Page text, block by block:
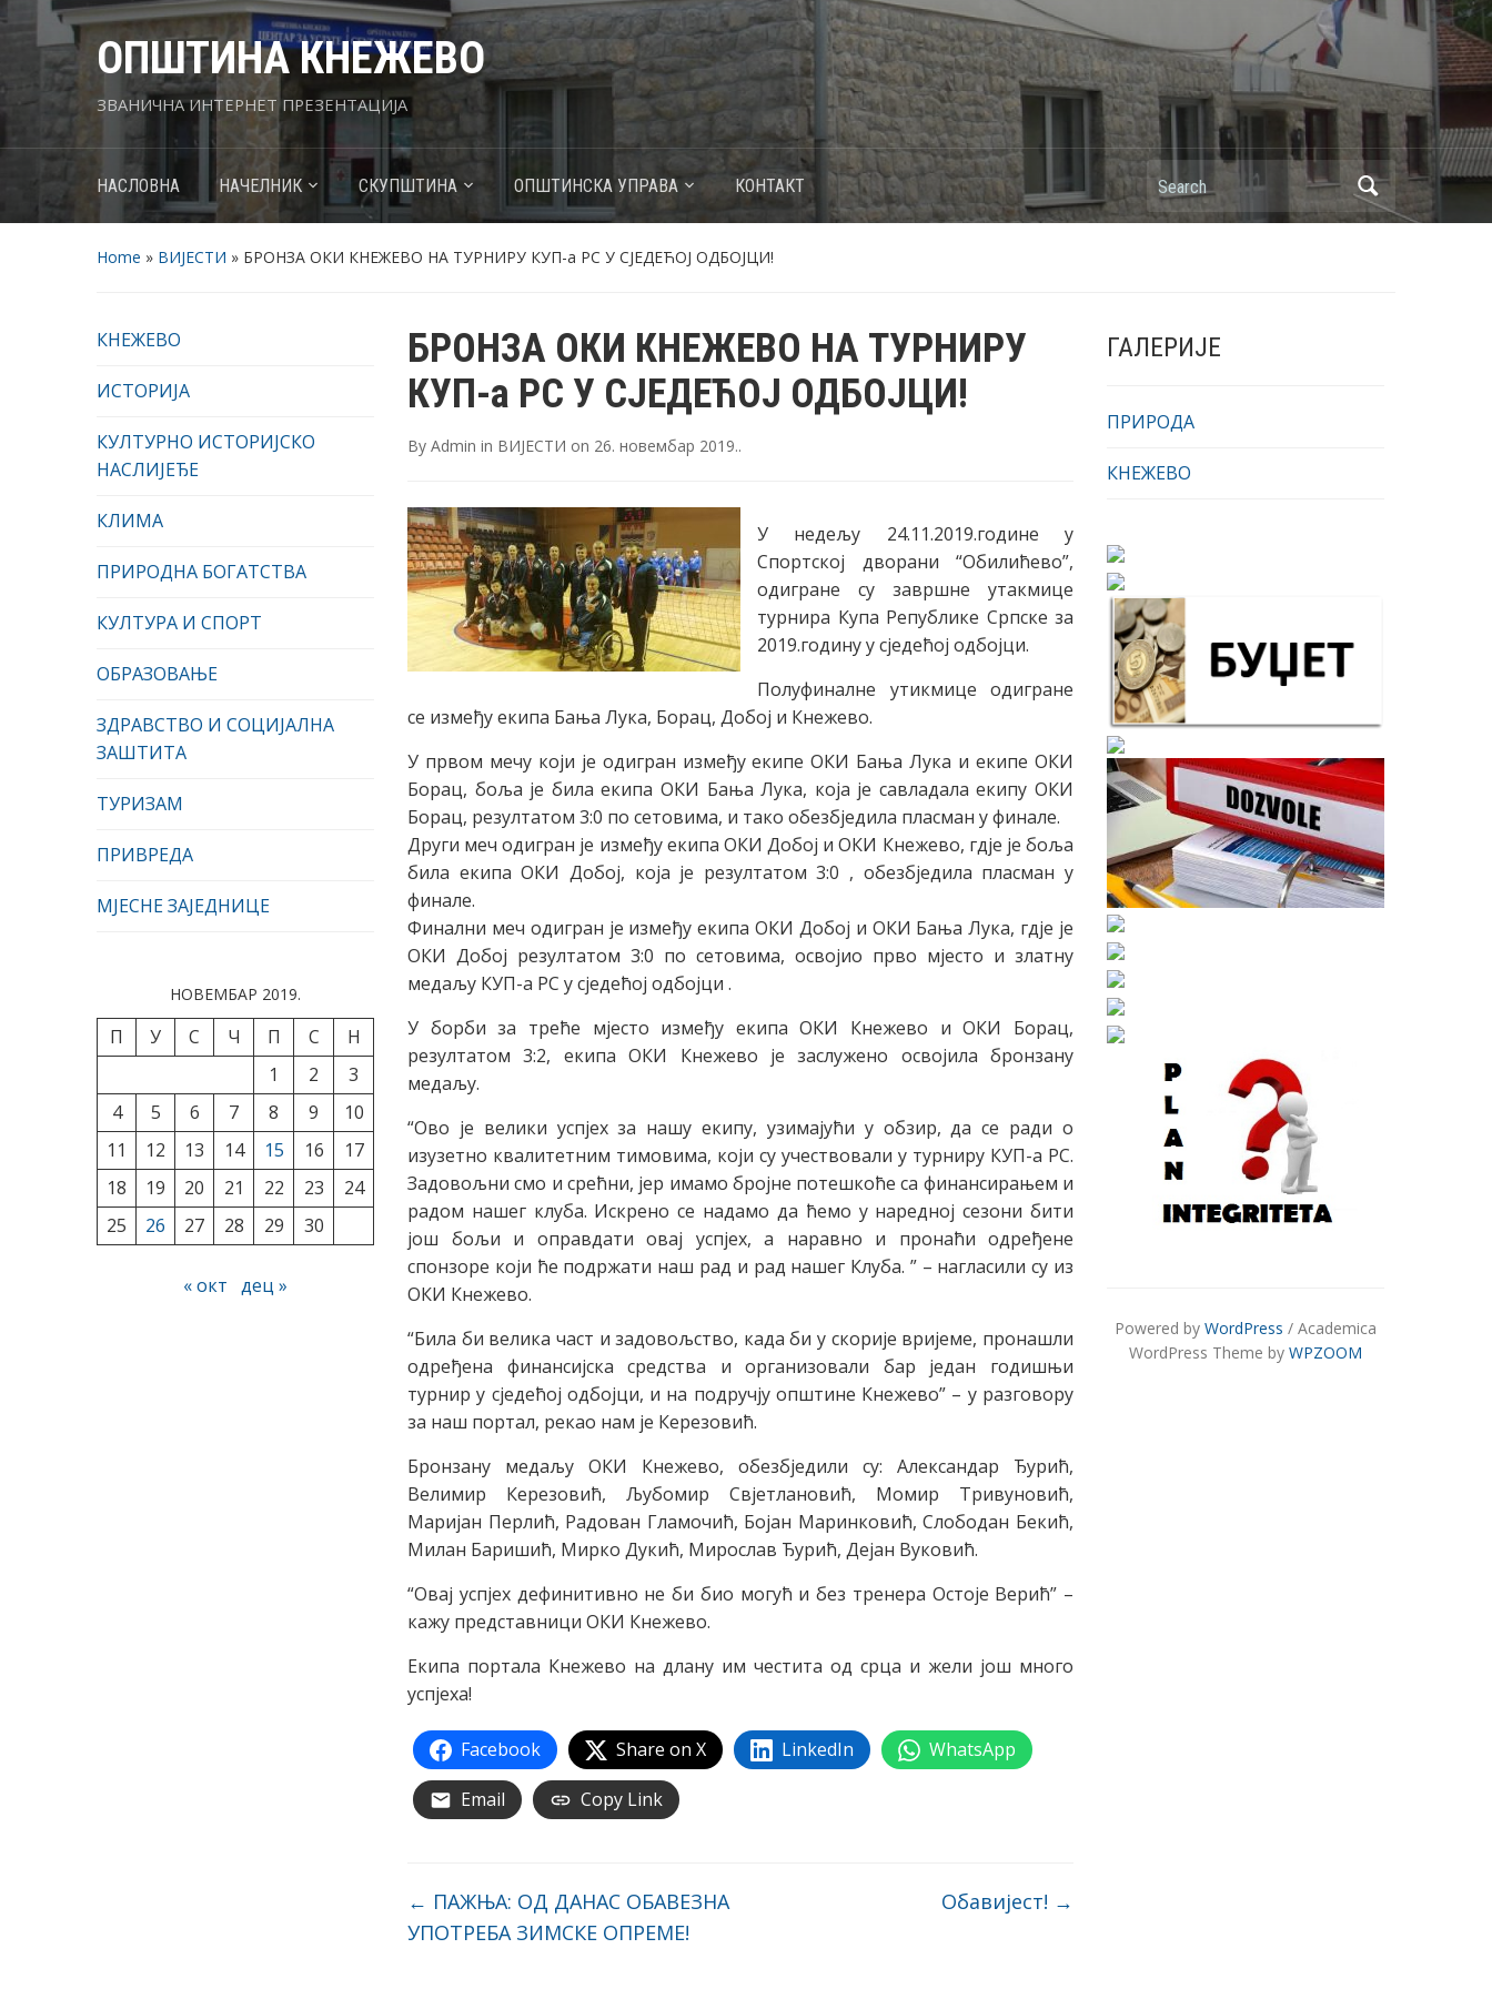
ОПШТИНА КНЕЖЕВО
ЗВАНИЧНА ИНТЕРНЕТ ПРЕЗЕНТАЦИЈА
НАСЛОВНА НАЧЕЛНИК СКУПШТИНА ОПШТИНСКА УПРАВА КОНТАКТ Search
Home » ВИЈЕСТИ » БРОНЗА ОКИ КНЕЖЕВО НА ТУРНИРУ КУП-а РС У СЈЕДЕЋОЈ ОДБОЈЦИ!
КНЕЖЕВО
ИСТОРИЈА
КУЛТУРНО ИСТОРИЈСКО
НАСЛИЈЕЂЕ
КЛИМА
ПРИРОДНА БОГАТСТВА
КУЛТУРА И СПОРТ
ОБРАЗОВАЊЕ
ЗДРАВСТВО И СОЦИЈАЛНА
ЗАШТИТА
ТУРИЗАМ
ПРИВРЕДА
МЈЕСНЕ ЗАЈЕДНИЦЕ
НОВЕМБАР 2019.
П У С Ч П С
Н
1
2
3
4
5 6 7 8 9
10
11
12 13 14 15 16
17
18
19 20 21 22 23
24
25
26 27 28 29 30
« окт дец »
БРОНЗА ОКИ КНЕЖЕВО НА ТУРНИРУ
КУП-а РС У СЈЕДЕЋОЈ ОДБОЈЦИ!
By Admin in ВИЈЕСТИ on 26. новембар 2019..
У недељу 24.11.2019.године у
Спортској дворани “Обилићево”,
одигране су завршне утакмице
турнира Купа Републике Српске за
2019.годину у сједећој одбојци.
Полуфиналне утикмице одигране
се између екипа Бања Лука, Борац, Добој и Кнежево.
У првом мечу који је одигран између екипе ОКИ Бања Лука и екипе ОКИ
Борац, боља је била екипа ОКИ Бања Лука, која је савладала екипу ОКИ
Борац, резултатом 3:0 по сетовима, и тако обезбједила пласман у финале.
Други меч одигран је између екипа ОКИ Добој и ОКИ Кнежево, гдје је боља
била екипа ОКИ Добој, која је резултатом 3:0 , обезбједила пласман у
финале.
Финални меч одигран је између екипа ОКИ Добој и ОКИ Бања Лука, гдје је
ОКИ Добој резултатом 3:0 по сетовима, освојио прво мјесто и златну
медаљу КУП-а РС у сједећој одбојци .
У борби за треће мјесто између екипа ОКИ Кнежево и ОКИ Борац,
резултатом 3:2, екипа ОКИ Кнежево је заслужено освојила бронзану
медаљу.
“Ово је велики успјех за нашу екипу, узимајући у обзир, да се ради о
изузетно квалитетним тимовима, који су учествовали у турниру КУП-а РС.
Задовољни смо и срећни, јер имамо бројне потешкоће са финансирањем и
радом нашег клуба. Искрено се надамо да ћемо у наредној сезони бити
још бољи и оправдати овај успјех, а наравно и пронаћи одређене
спонзоре који ће подржати наш рад и рад нашег Клуба. ” – нагласили су из
ОКИ Кнежево.
“Била би велика част и задовољство, када би у скорије вријеме, пронашли
одређена финансијска средства и организовали бар један годишњи
турнир у сједећој одбојци, и на подручју општине Кнежево” – у разговору
за наш портал, рекао нам је Керезовић.
Бронзану медаљу ОКИ Кнежево, обезбједили су: Александар Ђурић,
Велимир Керезовић, Љубомир Свјетлановић, Момир Тривуновић,
Маријан Перлић, Радован Гламочић, Бојан Маринковић, Слободан Бекић,
Милан Баришић, Мирко Дукић, Мирослав Ђурић, Дејан Вуковић.
“Овај успјех дефинитивно не би био могућ и без тренера Остоје Верић” –
кажу представници ОКИ Кнежево.
Екипа портала Кнежево на длану им честита од срца и жели још много
успјеха!
Facebook Share on X LinkedIn WhatsApp
Email Copy Link
← ПАЖЊА: ОД ДАНАС ОБАВЕЗНА
УПОТРЕБА ЗИМСКЕ ОПРЕМЕ!
Обавијест! →
ГАЛЕРИЈЕ
ПРИРОДА
КНЕЖЕВО
Powered by WordPress / Academica
WordPress Theme by WPZOOM